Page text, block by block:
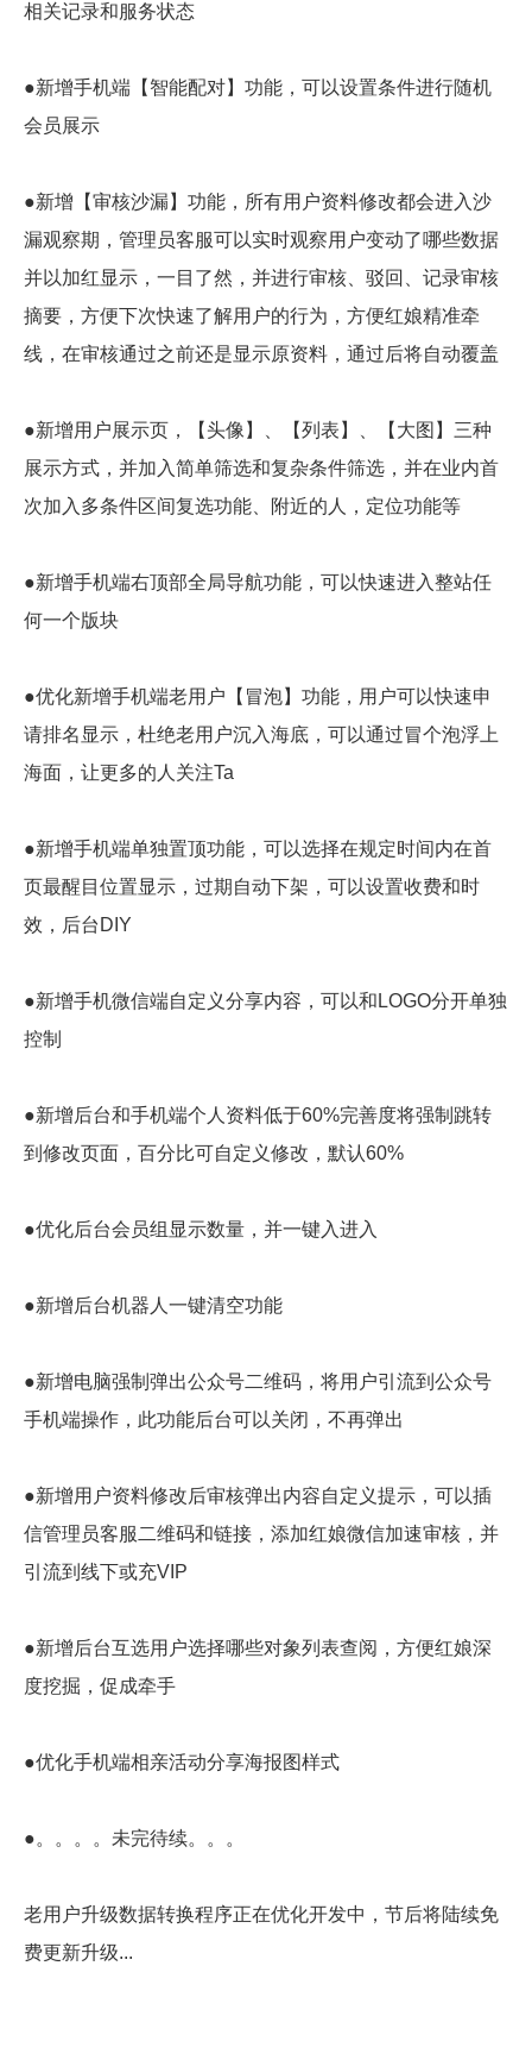
相关记录和服务状态
●新增手机端【智能配对】功能，可以设置条件进行随机
会员展示
●新增【审核沙漏】功能，所有用户资料修改都会进入沙
漏观察期，管理员客服可以实时观察用户变动了哪些数据
并以加红显示，一目了然，并进行审核、驳回、记录审核
摘要，方便下次快速了解用户的行为，方便红娘精准牵
线，在审核通过之前还是显示原资料，通过后将自动覆盖
●新增用户展示页，【头像】、【列表】、【大图】三种
展示方式，并加入简单筛选和复杂条件筛选，并在业内首
次加入多条件区间复选功能、附近的人，定位功能等
●新增手机端右顶部全局导航功能，可以快速进入整站任
何一个版块
●优化新增手机端老用户【冒泡】功能，用户可以快速申
请排名显示，杜绝老用户沉入海底，可以通过冒个泡浮上
海面，让更多的人关注Ta
●新增手机端单独置顶功能，可以选择在规定时间内在首
页最醒目位置显示，过期自动下架，可以设置收费和时
效，后台DIY
●新增手机微信端自定义分享内容，可以和LOGO分开单独
控制
●新增后台和手机端个人资料低于60%完善度将强制跳转
到修改页面，百分比可自定义修改，默认60%
●优化后台会员组显示数量，并一键入进入
●新增后台机器人一键清空功能
●新增电脑强制弹出公众号二维码，将用户引流到公众号
手机端操作，此功能后台可以关闭，不再弹出
●新增用户资料修改后审核弹出内容自定义提示，可以插
信管理员客服二维码和链接，添加红娘微信加速审核，并
引流到线下或充VIP
●新增后台互选用户选择哪些对象列表查阅，方便红娘深
度挖掘，促成牵手
●优化手机端相亲活动分享海报图样式
●。。。。未完待续。。。
老用户升级数据转换程序正在优化开发中，节后将陆续免
费更新升级...